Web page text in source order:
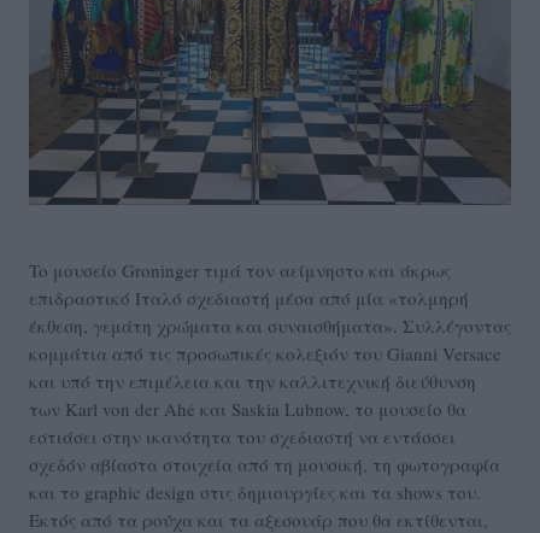
To μουσείο Groninger τιμά τον αείμνηστο και άκρως
επιδραστικό Ιταλό σχεδιαστή μέσα από μία «τολμηρή
έκθεση, γεμάτη χρώματα και συναισθήματα». Συλλέγοντας
κομμάτια από τις προσωπικές κολεξιόν του Gianni Versace
και υπό την επιμέλεια και την καλλιτεχνική διεύθυνση
των Karl von der Ahé και Saskia Lubnow, το μουσείο θα
εστιάσει στην ικανότητα του σχεδιαστή να εντάσσει
σχεδόν αβίαστα στοιχεία από τη μουσική, τη φωτογραφία
και το graphic design στις δημιουργίες και τα shows του.
Εκτός από τα ρούχα και τα αξεσουάρ που θα εκτίθενται,